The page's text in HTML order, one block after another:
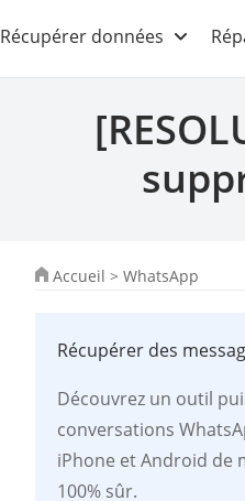
Récupérer données
Accueil > WhatsApp
Récupérer des
Découvrez un outil
conversations
iPhone et Android de
100% sûr.